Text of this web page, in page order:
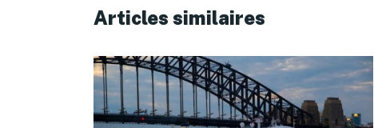
Articles similaires